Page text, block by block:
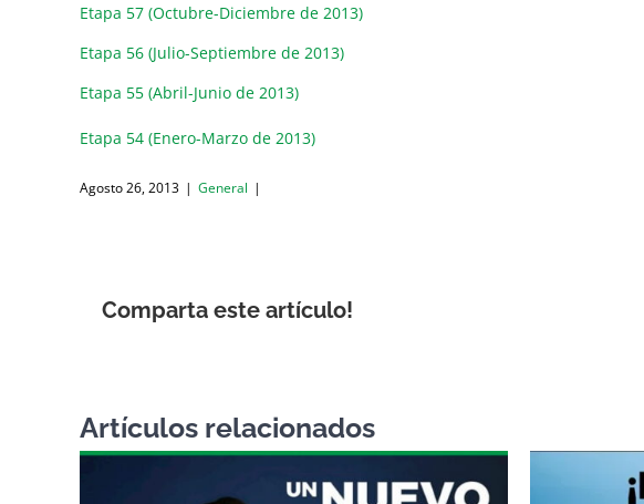
Etapa 57 (Octubre-Diciembre de 2013)
Etapa 56 (Julio-Septiembre de 2013)
Etapa 55 (Abril-Junio de 2013)
Etapa 54 (Enero-Marzo de 2013)
Agosto 26, 2013 | General |
Comparta este artículo!
Artículos relacionados